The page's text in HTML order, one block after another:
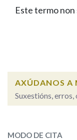
Facebook
TwitterYoutube
BUSCAR NOS
Remata por
Este termo
AXÚDANOS A
Suxestións, erros,
Observación
MODO DE CITA